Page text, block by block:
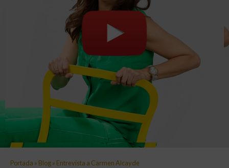
Portada » Blog» Entrevista a Carmen Alcayde